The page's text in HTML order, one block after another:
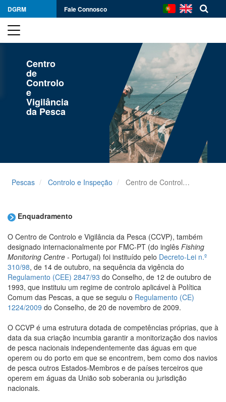
DGRM Fale Connosco
Centro
de
Controlo
e
Vigilância
da Pesca
Pescas Controlo e Inspeção Centro de Controlo e Vigilância da Pesca
Enquadramento
O Centro de Controlo e Vigilância da Pesca (CCVP), também
designado internacionalmente por FMC-PT (do inglês Fishing
Monitoring Centre - Portugal) foi instituído pelo Decreto-Lei n.º
310/98, de 14 de outubro, na sequência da vigência do
Regulamento (CEE) 2847/93 do Conselho, de 12 de outubro de
1993, que instituiu um regime de controlo aplicável à Política
Comum das Pescas, a que se seguiu o Regulamento (CE)
1224/2009 do Conselho, de 20 de novembro de 2009.
O CCVP é uma estrutura dotada de competências próprias, que à
data da sua criação incumbia garantir a monitorização dos navios
de pesca nacionais independentemente das águas em que
operem ou do porto em que se encontrem, bem como dos navios
de pesca outros Estados-Membros e de países terceiros que
operem em águas da União sob soberania ou jurisdição
nacionais.